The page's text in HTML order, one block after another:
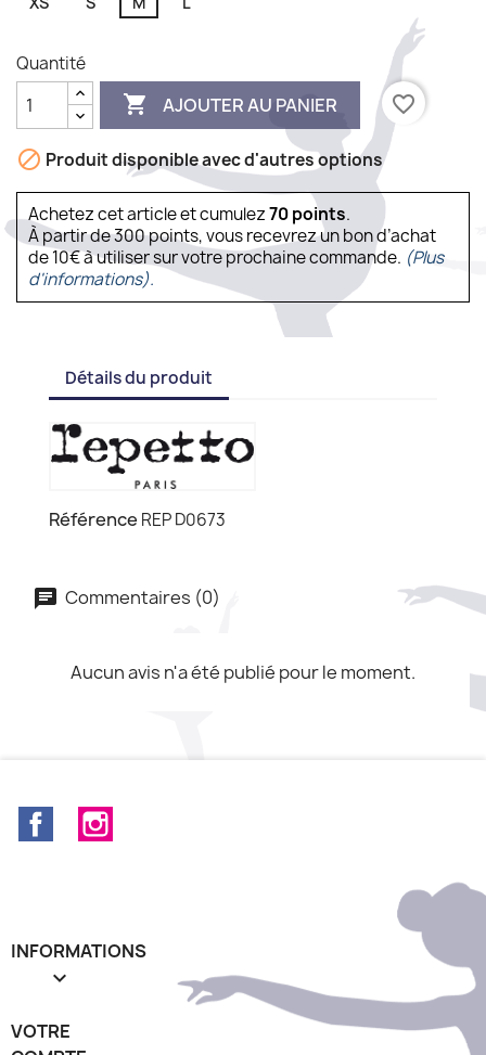
Quantité
 AJOUTER AU PANIER favorite_border
 Produit disponible avec d'autres options
Achetez cet article et cumulez70points.
À partir de 300 points, vous recevrez un bon d’achat
de 10€ à utiliser sur votre prochaine commande. (Plus
d'informations).
Détails du produit
Référence REP D0673
Commentaires (0)
Aucun avis n'a été publié pour le moment.
Facebook
INFORMATIONS

VOTRE